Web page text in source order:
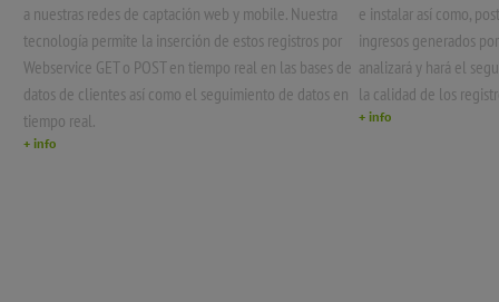
a nuestras redes de captación web y mobile. Nuestra
tecnología permite la inserción de estos registros por
Webservice GET o POST en tiempo real en las bases de
datos de clientes así como el seguimiento de datos en
tiempo real.
+ info
e instalar así como,
ingresos generados
analizará y hará el
la calidad de los
+ info